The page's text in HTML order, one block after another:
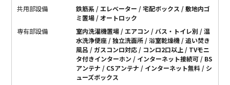
共用部設備
鉄筋系 / エレベーター / 宅配ボックス / 敷地内ゴ
ミ置場 / オートロック
専有部設備
室内洗濯機置場 / エアコン / バス・トイレ別 / 温
水洗浄便座 / 独立洗面所 / 浴室乾燥機 / 追い焚き
風呂 / ガスコンロ対応 / コンロ2口以上 / TVモニ
タ付きインターホン / インターネット接続可 / BS
アンテナ / CSアンテナ / インターネット無料 / シ
ューズボックス